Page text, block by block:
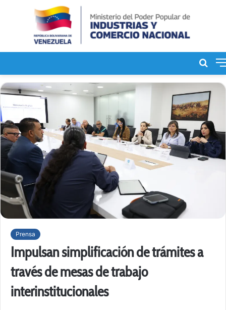
de
Prensa
Impulsan simplificación de trámites a
través de mesas de trabajo
interinstitucionales